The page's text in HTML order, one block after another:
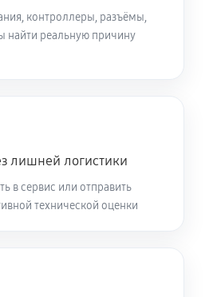
контроллеры, разъёмы,
найти реальную причину
лишней логистики
в сервис или отправить
технической оценки